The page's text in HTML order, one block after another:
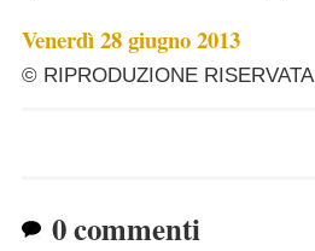
Venerdì 28 giugno 2013
© RIPRODUZIONE RISERVATA
0 commenti